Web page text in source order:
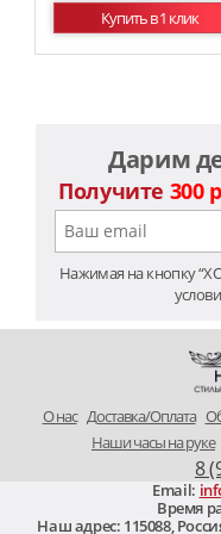
Купить в 1 клик
Дарим
Получите 300
Нажимая на кнопку
O нас Доставка/Оплата
Наши часы на руке
8
Email:
Время
Наш адрес: 115088,